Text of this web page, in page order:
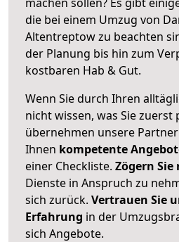
die bei einem Umzug von
Altentreptow zu beachten
der Planung bis hin zum
kostbaren Hab & Gut.
Wenn Sie durch Ihren
nicht wissen, was Sie zuerst
übernehmen unsere
Ihnen kompetente
einer Checkliste. Zögern
Dienste in Anspruch zu
sich zurück. Vertrauen Sie
Erfahrung in der
sich Angebote.